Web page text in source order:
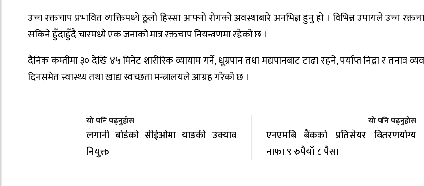
उच्च रक्तचाप प्रभावित व्यक्तिमध्ये ठूलो हिस्सा आफ्नो रोगको अवस्थाबारे अनभिज्ञ हुनु हो । विभिन्न उपायले उच्च
सकिने हुँदाहुँदै चारमध्ये एक जनाको मात्र रक्तचाप नियन्त्रणमा रहेको छ ।
दैनिक कम्तीमा ३० देखि ४५ मिनेट शारीरिक व्यायाम गर्ने, धूम्रपान तथा मद्यपानबाट टाढा रहने, पर्याप्त निद्रा र तनाव
दिनसमेत स्वास्थ्य तथा खाद्य स्वच्छता मन्त्रालयले आग्रह गरेको छ ।
यो पनि पढ्नुहोस
लगानी बोर्डको सीईओमा याङकी उक्याव
नियुक्त
यो पनि पढ्नुहोस
एनएमबि बैंकको प्रतिसेयर वितरणयोग्य
नाफा ९ रुपैयाँ ८ पैसा